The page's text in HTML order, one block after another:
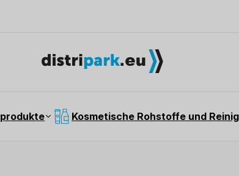
Kosmetische Rohstoffe und